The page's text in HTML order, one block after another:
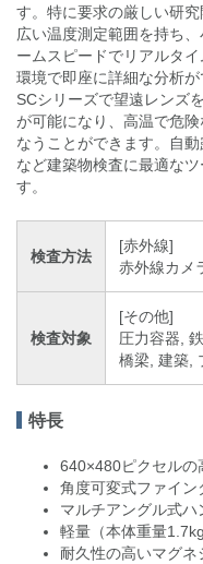
す。特に要求の厳しい研
広い温度測定範囲を持ち
ームスピードでリアルタ
環境で即座に詳細な分析が
SCシリーズで望遠レンズ
が可能になり、高温で危
なうことができます。自
など建築物検査に最適な
す。
検査方法
[赤外線]
赤外線カメ
検査対象
[その他]
圧力容器,
橋梁, 建築,
特長
640×480ピクセルの
角度可変式ファイン
マルチアングル式
軽量（本体重量1.7kg
耐久性の高いマグネ